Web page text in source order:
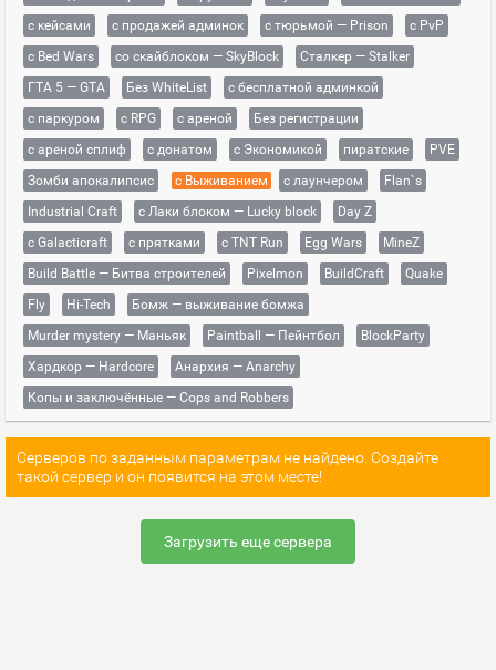
с кейсами
с продажей админок с тюрьмой — Prison
с PvP
с Bed Wars
со скайблоком — SkyBlock
Сталкер — Stalker
ГТА 5 — GTA
Без WhiteList
с бесплатной админкой
с паркуром
с RPG с ареной
Без регистрации
с ареной сплиф
с донатом с Экономикой пиратские
PVE
Зомби апокалипсис
с Выживанием с лаунчером
Flan`s
Industrial Craft
с Лаки блоком — Lucky block
Day Z
с Galacticraft
с прятками с TNT Run Egg Wars
MineZ
Build Battle — Битва строителей
Pixelmon BuildCraft
Quake
Fly
Hi-Tech
Бомж — выживание бомжа
Murder mystery — Маньяк
Paintball — Пейнтбол
BlockParty
Хардкор — Hardcore
Анархия — Anarchy
Копы и заключённые — Cops and Robbers
Серверов по заданным параметрам не найдено. Создайте
такой сервер и он появится на этом месте!
Загрузить еще сервера